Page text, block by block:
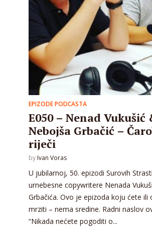
EPIZODE PODCASTA
E050 – Nenad Vukušić
Nebojša Grbačić –
riječi
by Ivan Voras
U jubilarnoj, 50. epizodi Surovih
urnebesne copywritere Nenada
Grbačića. Ovo je epizoda koju ćete ili
mrziti – nema sredine. Radni naslov
“Nikada nećete pogoditi o...